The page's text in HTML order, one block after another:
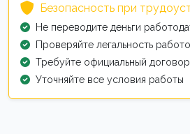
Безопасность при
Не переводите деньги
Проверяйте легальность
Требуйте официальный договор
Уточняйте все условия работы